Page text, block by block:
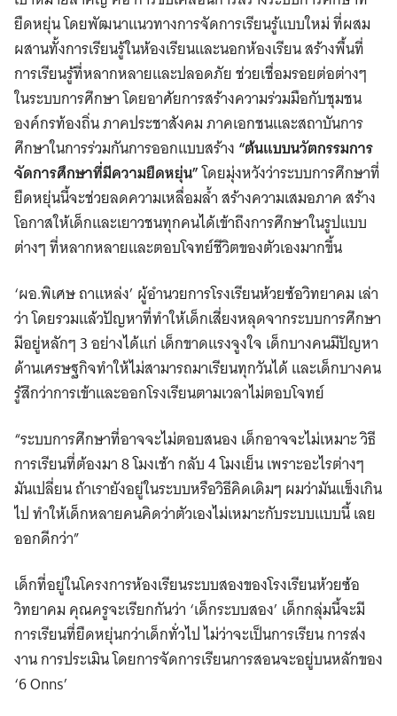
ยืดหยุ่น โดยพัฒนาแนวทางการจัดการเรียนรู้แบบใหม่ ที่ผสม
ผสานทั้งการเรียนรู้ในห้องเรียนและนอกห้องเรียน สร้างพื้นที่
การเรียนรู้ที่หลากหลายและปลอดภัย ช่วยเชื่อมรอยต่อต่างๆ
ในระบบการศึกษา โดยอาศัยการสร้างความร่วมมือกับชุมชน
องค์กรท้องถิ่น ภาคประชาสังคม ภาคเอกชนและสถาบันการ
ศึกษาในการร่วมกันการออกแบบสร้าง “ต้นแบบนวัตกรรมการ
จัดการศึกษาที่มีความยืดหยุ่น”โดยมุ่งหวังว่าระบบการศึกษาที่
ยืดหยุ่นนี้จะช่วยลดความเหลื่อมล้ำ สร้างความเสมอภาค สร้าง
โอกาสให้เด็กและเยาวชนทุกคนได้เข้าถึงการศึกษาในรูปแบบ
ต่างๆ ที่หลากหลายและตอบโจทย์ชีวิตของตัวเองมากขึ้น
‘ผอ.พิเศษ ถาแหล่ง’ ผู้อำนวยการโรงเรียนห้วยซ้อวิทยาคม เล่า
ว่า โดยรวมแล้วปัญหาที่ทำให้เด็กเสี่ยงหลุดจากระบบการศึกษา
มีอยู่หลักๆ 3 อย่างได้แก่ เด็กขาดแรงจูงใจ เด็กบางคนมีปัญหา
ด้านเศรษฐกิจทำให้ไม่สามารถมาเรียนทุกวันได้ และเด็กบางคน
รู้สึกว่าการเข้าและออกโรงเรียนตามเวลาไม่ตอบโจทย์
“ระบบการศึกษาที่อาจจะไม่ตอบสนอง เด็กอาจจะไม่เหมาะ วิธี
การเรียนที่ต้องมา 8 โมงเช้า กลับ 4 โมงเย็น เพราะอะไรต่างๆ
มันเปลี่ยน ถ้าเรายังอยู่ในระบบหรือวิธีคิดเดิมๆ ผมว่ามันแข็งเกิน
ไป ทำให้เด็กหลายคนคิดว่าตัวเองไม่เหมาะกับระบบแบบนี้ เลย
ออกดีกว่า”
เด็กที่อยู่ในโครงการห้องเรียนระบบสองของโรงเรียนห้วยซ้อ
วิทยาคม คุณครูจะเรียกกันว่า ‘เด็กระบบสอง’ เด็กกลุ่มนี้จะมี
การเรียนที่ยืดหยุ่นกว่าเด็กทั่วไป ไม่ว่าจะเป็นการเรียน การส่ง
งาน การประเมิน โดยการจัดการเรียนการสอนจะอยู่บนหลักของ
‘6 Onns’